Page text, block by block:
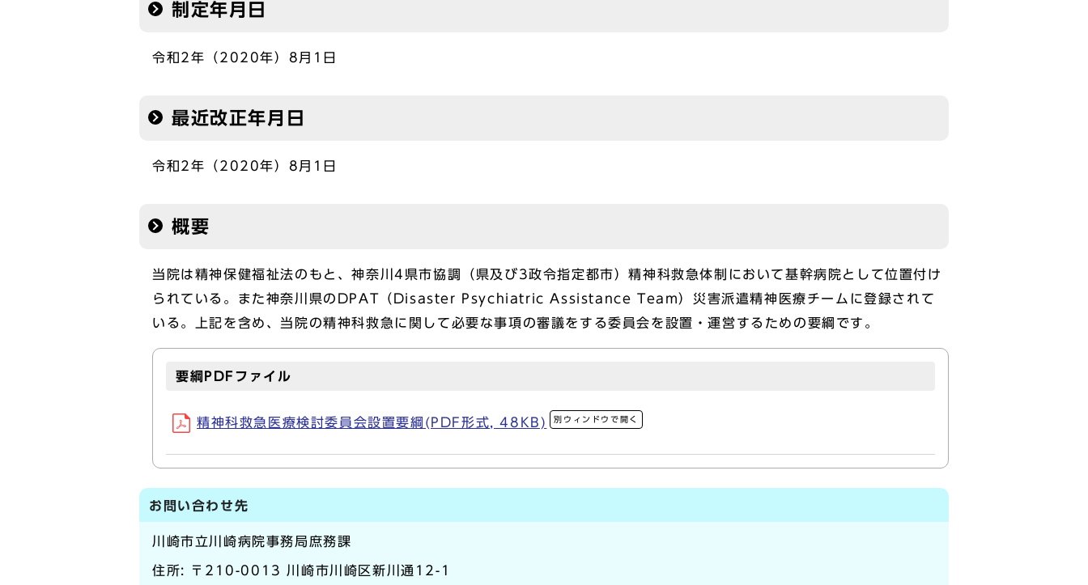
制定年月日
令和2年（2020年）8月1日
最近改正年月日
令和2年（2020年）8月1日
概要
当院は精神保健福祉法のもと、神奈川4県市協調（県及び3政令指定都市）精神科救急体制において基幹病院として位置付け
られている。また神奈川県のDPAT（Disaster Psychiatric Assistance Team）災害派遣精神医療チームに登録されて
いる。上記を含め、当院の精神科救急に関して必要な事項の審議をする委員会を設置・運営するための要綱です。
要綱PDFファイル
精神科救急医療検討委員会設置要綱(PDF形式, 48KB) 別ウィンドウで開く
お問い合わせ先
川崎市立川崎病院事務局庶務課
住所: 〒210-0013 川崎市川崎区新川通12-1